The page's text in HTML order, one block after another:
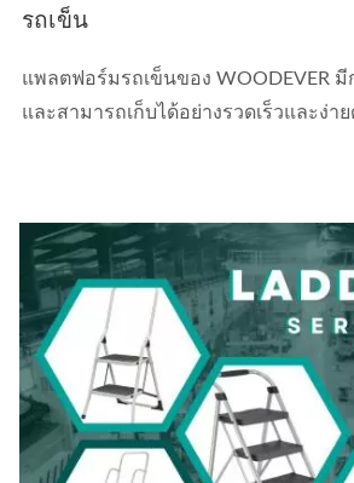
รถเข็น
แพลตฟอร์มรถเข็นของ WOODEVER
และสามารถเก็บได้อย่างรวดเร็วและง่าย